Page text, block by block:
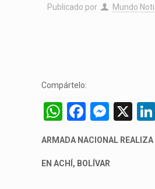
Publicado por Mundo
Compártelo:
WhatsApp
X
ARMADA NACIONAL
EN ACHÍ, BOLÍVAR